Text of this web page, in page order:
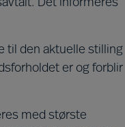
Det informeres
til den aktuelle stilling
er og forblir
med største